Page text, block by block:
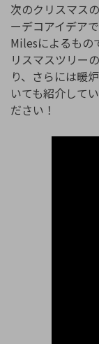
次のクリスマス
ーデコアイデア
Milesによるもの
リスマスツリー
り、さらには暖
いても紹介して
ださい！